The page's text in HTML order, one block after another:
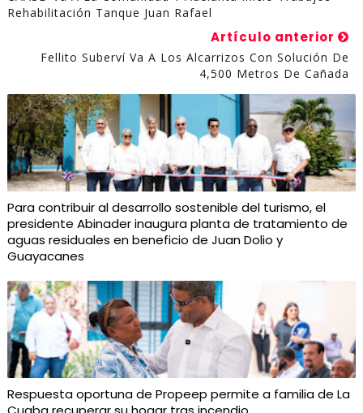
Rehabilitación Tanque Juan Rafael
Artículo anterior
Fellito Suberví Va A Los Alcarrizos Con Solución De
4,500 Metros De Cañada
Para contribuir al desarrollo sostenible del turismo, el
presidente Abinader inaugura planta de tratamiento de
aguas residuales en beneficio de Juan Dolio y
Guayacanes
Respuesta oportuna de Propeep permite a familia de La